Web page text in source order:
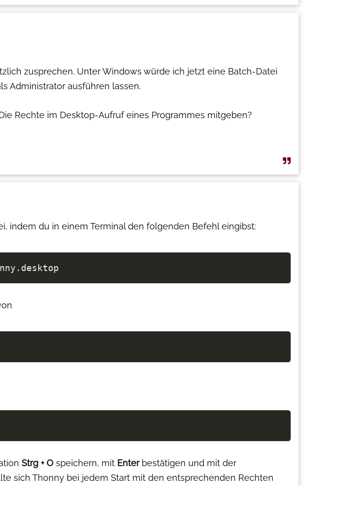
zusprechen. Unter Windows würde ich jetzt eine Batch-Datei
Administrator ausführen lassen.
Rechte im Desktop-Aufruf eines Programmes mitgeben?
indem du in einem Terminal den folgenden Befehl eingibst:
Strg + Ospeichern, mit Enterbestätigen und mit der
sich Thonny bei jedem Start mit den entsprechenden Rechten